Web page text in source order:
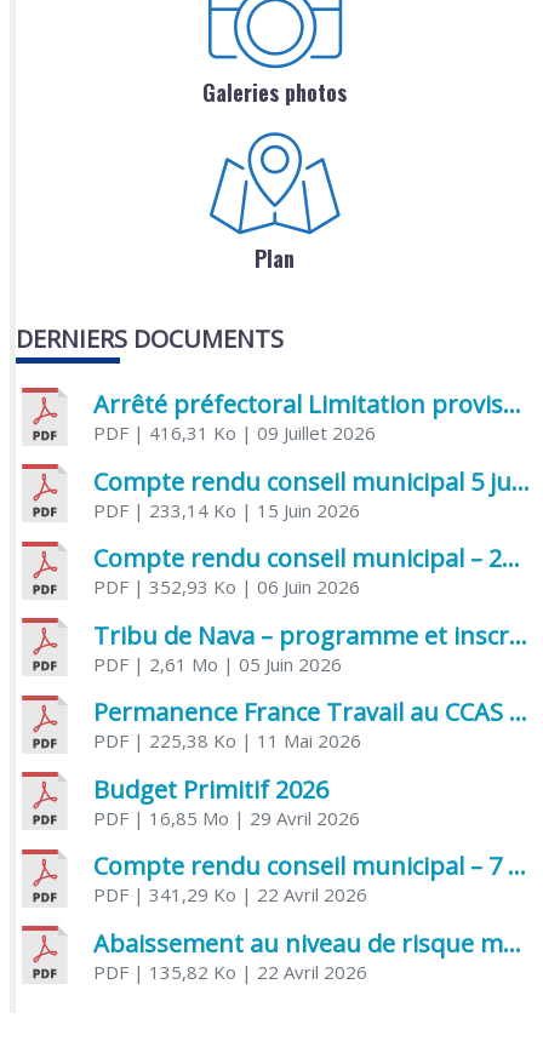
Galeries photos
Plan
DERNIERS DOCUMENTS
Arrêté préfectoral Limitation provisoire des usages de l’eau
PDF| 416,31 Ko | 09 Juillet 2026
Compte rendu conseil municipal 5 juin 2026 sénatoriale
PDF| 233,14 Ko | 15 Juin 2026
Compte rendu conseil municipal – 21 avril 2026
PDF| 352,93 Ko | 06 Juin 2026
Tribu de Nava – programme et inscriptions été 2026
PDF| 2,61 Mo | 05 Juin 2026
Permanence France Travail au CCAS de Saujon Juin 2026
PDF| 225,38 Ko | 11 Mai 2026
Budget Primitif 2026
PDF| 16,85 Mo | 29 Avril 2026
Compte rendu conseil municipal – 7 avril 2026
PDF| 341,29 Ko | 22 Avril 2026
Abaissement au niveau de risque modéré de l’Influenza aviaire
PDF| 135,82 Ko | 22 Avril 2026